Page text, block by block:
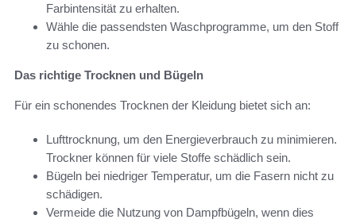
Farbintensität zu erhalten.
Wähle die passendsten Waschprogramme, um den Stoff
zu schonen.
Das richtige Trocknen und Bügeln
Für ein schonendes Trocknen der Kleidung bietet sich an:
Lufttrocknung, um den Energieverbrauch zu minimieren.
Trockner können für viele Stoffe schädlich sein.
Bügeln bei niedriger Temperatur, um die Fasern nicht zu
schädigen.
Vermeide die Nutzung von Dampfbügeln, wenn dies